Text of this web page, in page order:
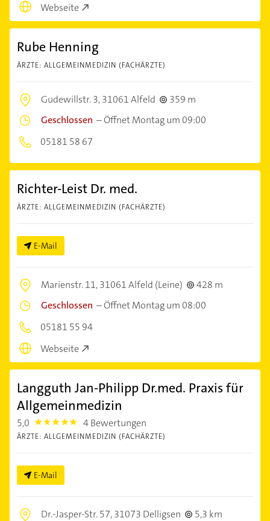
Webseite
Rube Henning
ÄRZTE: ALLGEMEINMEDIZIN (FACHÄRZTE)
Gudewillstr. 3,31061 Alfeld
359 m
Geschlossen –Öffnet Montag um 09:00
05181 58 67
Richter-Leist Dr. med.
ÄRZTE: ALLGEMEINMEDIZIN (FACHÄRZTE)
E-Mail
Marienstr. 11,31061 Alfeld (Leine)
428 m
Geschlossen –Öffnet Montag um 08:00
05181 55 94
Webseite
Langguth Jan-Philipp Dr.med. Praxis für
Allgemeinmedizin
5,0 5.0 4 Bewertungen
ÄRZTE: ALLGEMEINMEDIZIN (FACHÄRZTE)
E-Mail
Dr.-Jasper-Str. 57,31073 Delligsen 5,3 km